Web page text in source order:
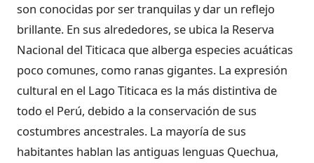
son conocidas por ser tranquilas y dar un reflejo
brillante. En sus alrededores, se ubica la Reserva
Nacional del Titicaca que alberga especies acuáticas
poco comunes, como ranas gigantes. La expresión
cultural en el Lago Titicaca es la más distintiva de
todo el Perú, debido a la conservación de sus
costumbres ancestrales. La mayoría de sus
habitantes hablan las antiguas lenguas Quechua,